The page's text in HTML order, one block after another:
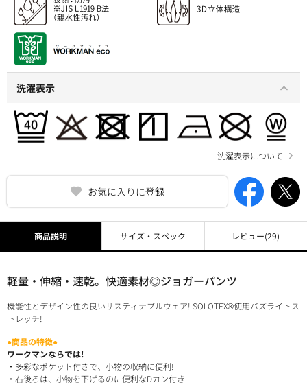
お気に入りに登録
洗濯表示
洗濯表示について
商品説明
軽量・伸縮・速乾。快適素材◎ジョガーパンツ
機能性とデザイン性の良いサスティナブルウェア! SOLOTEX®使用バズライトス
トレッチ!
●商品の特徴●
ワークマンならでは!
・多彩なポケット付きで、小物の収納に便利!
・右後ろは、小物を下げるのに便利なDカン付き
サイズ・スペック レビュー(29)